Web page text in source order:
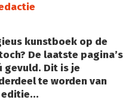
kunstboek op de
De laatste pagina’s
gevuld. Dit is je
te worden van